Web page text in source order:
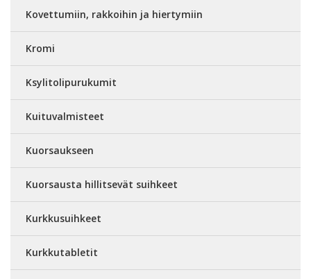
Kovettumiin, rakkoihin ja hiertymiin
Kromi
Ksylitolipurukumit
Kuituvalmisteet
Kuorsaukseen
Kuorsausta hillitsevät suihkeet
Kurkkusuihkeet
Kurkkutabletit